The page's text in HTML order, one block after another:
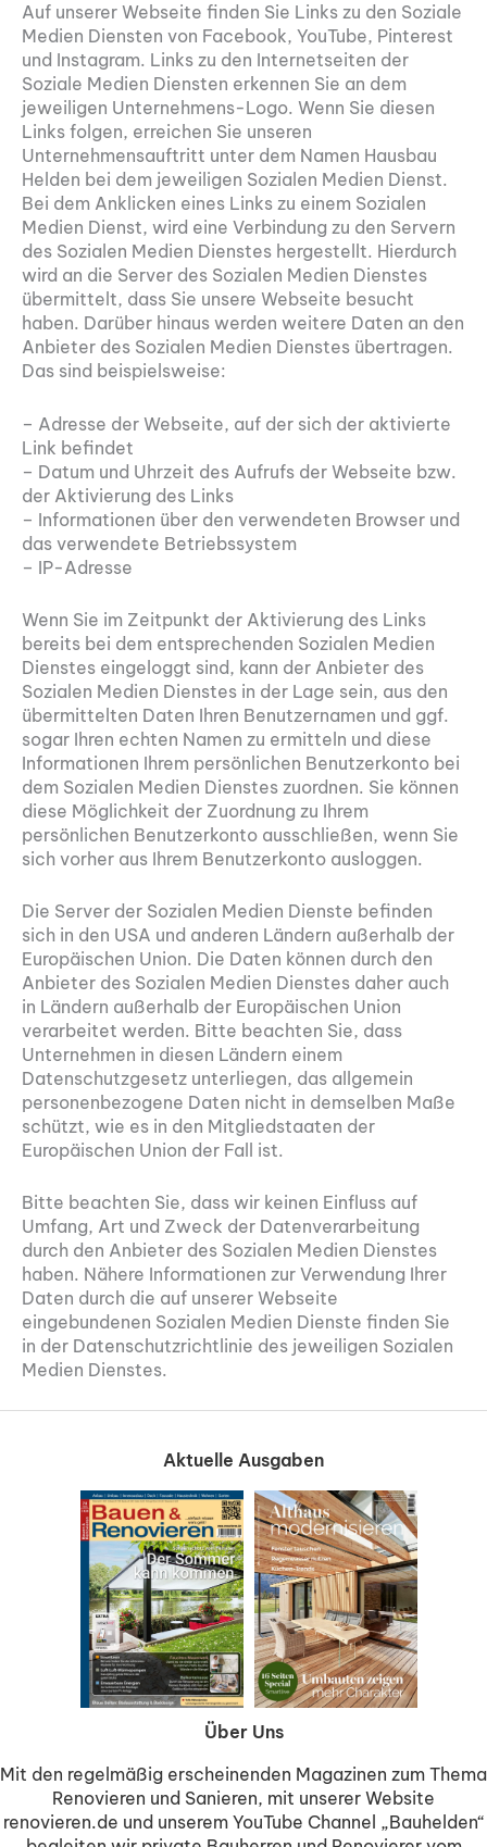
Auf unserer Webseite finden Sie Links zu den Soziale
Medien Diensten von Facebook, YouTube, Pinterest
und Instagram. Links zu den Internetseiten der
Soziale Medien Diensten erkennen Sie an dem
jeweiligen Unternehmens-Logo. Wenn Sie diesen
Links folgen, erreichen Sie unseren
Unternehmensauftritt unter dem Namen Hausbau
Helden bei dem jeweiligen Sozialen Medien Dienst.
Bei dem Anklicken eines Links zu einem Sozialen
Medien Dienst, wird eine Verbindung zu den Servern
des Sozialen Medien Dienstes hergestellt. Hierdurch
wird an die Server des Sozialen Medien Dienstes
übermittelt, dass Sie unsere Webseite besucht
haben. Darüber hinaus werden weitere Daten an den
Anbieter des Sozialen Medien Dienstes übertragen.
Das sind beispielsweise:
– Adresse der Webseite, auf der sich der aktivierte
Link befindet
– Datum und Uhrzeit des Aufrufs der Webseite bzw.
der Aktivierung des Links
– Informationen über den verwendeten Browser und
das verwendete Betriebssystem
– IP-Adresse
Wenn Sie im Zeitpunkt der Aktivierung des Links
bereits bei dem entsprechenden Sozialen Medien
Dienstes eingeloggt sind, kann der Anbieter des
Sozialen Medien Dienstes in der Lage sein, aus den
übermittelten Daten Ihren Benutzernamen und ggf.
sogar Ihren echten Namen zu ermitteln und diese
Informationen Ihrem persönlichen Benutzerkonto bei
dem Sozialen Medien Dienstes zuordnen. Sie können
diese Möglichkeit der Zuordnung zu Ihrem
persönlichen Benutzerkonto ausschließen, wenn Sie
sich vorher aus Ihrem Benutzerkonto ausloggen.
Die Server der Sozialen Medien Dienste befinden
sich in den USA und anderen Ländern außerhalb der
Europäischen Union. Die Daten können durch den
Anbieter des Sozialen Medien Dienstes daher auch
in Ländern außerhalb der Europäischen Union
verarbeitet werden. Bitte beachten Sie, dass
Unternehmen in diesen Ländern einem
Datenschutzgesetz unterliegen, das allgemein
personenbezogene Daten nicht in demselben Maße
schützt, wie es in den Mitgliedstaaten der
Europäischen Union der Fall ist.
Bitte beachten Sie, dass wir keinen Einfluss auf
Umfang, Art und Zweck der Datenverarbeitung
durch den Anbieter des Sozialen Medien Dienstes
haben. Nähere Informationen zur Verwendung Ihrer
Daten durch die auf unserer Webseite
eingebundenen Sozialen Medien Dienste finden Sie
in der Datenschutzrichtlinie des jeweiligen Sozialen
Medien Dienstes.
Aktuelle Ausgaben
Über Uns
Mit den regelmäßig erscheinenden Magazinen zum Thema
Renovieren und Sanieren, mit unserer Website
renovieren.de und unserem YouTube Channel „Bauhelden“